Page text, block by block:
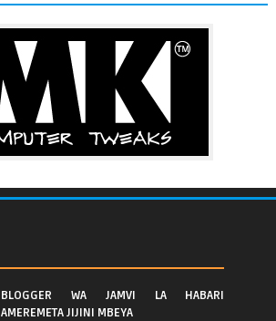
BLOGGER WA JAMVI LA HABARI
AMEREMETA JIJINI MBEYA